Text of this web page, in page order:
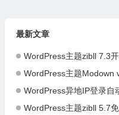
最新文章
WordPress主题zibll 7.3
WordPress主题Modown
WordPress异地IP登录自
WordPress主题zibll 5.7